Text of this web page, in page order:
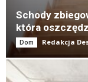
Schody
która
Dom Redakcja